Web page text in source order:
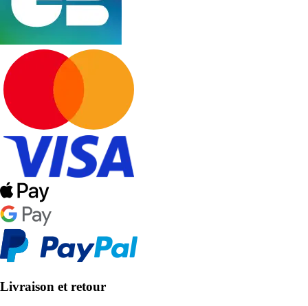
Livraison et retour